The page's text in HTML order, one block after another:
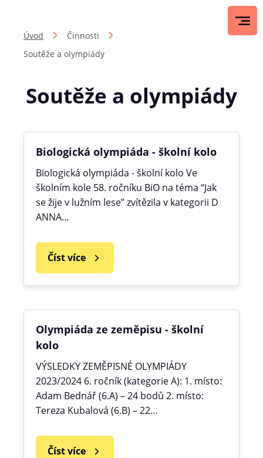
Úvod
Činnosti
Soutěže a olympiády
Soutěže a olympiády
Biologická olympiáda - školní kolo
Biologická olympiáda - školní kolo Ve
školním kole 58. ročníku BiO na téma “Jak
se žije v lužním lese” zvítězila v kategorii D
ANNA…
Číst více
Olympiáda ze zeměpisu - školní
kolo
VÝSLEDKY ZEMĚPISNÉ OLYMPIÁDY
2023/2024 6. ročník (kategorie A): 1. místo:
Adam Bednář (6.A) – 24 bodů 2. místo:
Tereza Kubalová (6.B) – 22…
Číst více